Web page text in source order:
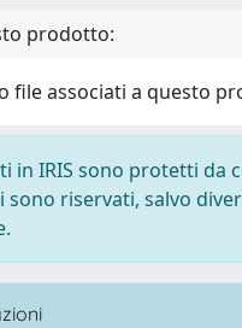
prodotto:
file associati a questo
in IRIS sono protetti da
riservati, salvo